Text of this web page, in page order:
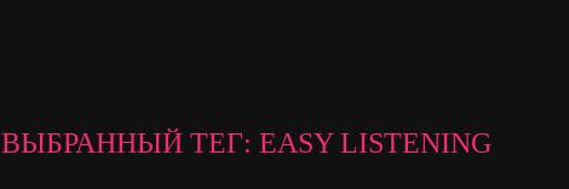
ВЫБРАННЫЙ ТЕГ: EASY LISTENING